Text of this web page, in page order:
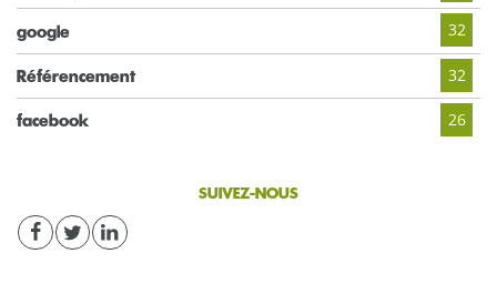
google 32
Référencement 32
facebook 26
SUIVEZ-NOUS